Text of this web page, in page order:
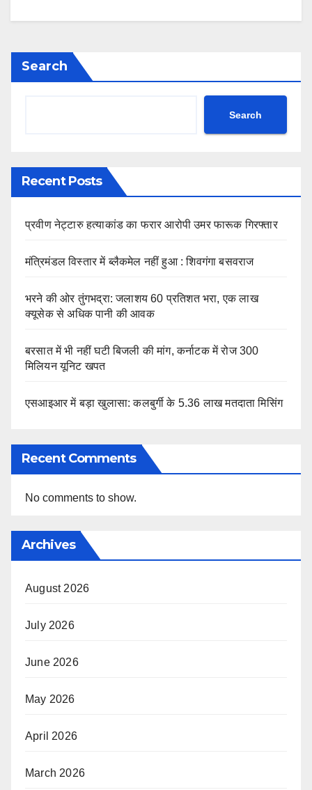
Search
Search
Recent Posts
प्रवीण नेट्टारु हत्याकांड का फरार आरोपी उमर फारूक गिरफ्तार
मंत्रिमंडल विस्तार में ब्लैकमेल नहीं हुआ : शिवगंगा बसवराज
भरने की ओर तुंगभद्रा: जलाशय 60 प्रतिशत भरा, एक लाख
क्यूसेक से अधिक पानी की आवक
बरसात में भी नहीं घटी बिजली की मांग, कर्नाटक में रोज 300
मिलियन यूनिट खपत
एसआइआर में बड़ा खुलासा: कलबुर्गी के 5.36 लाख मतदाता मिसिंग
Recent Comments
No comments to show.
Archives
August 2026
July 2026
June 2026
May 2026
April 2026
March 2026